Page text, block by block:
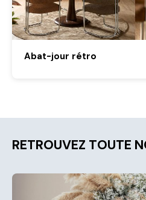
Abat-jour rétro
RETROUVEZ TOUTE